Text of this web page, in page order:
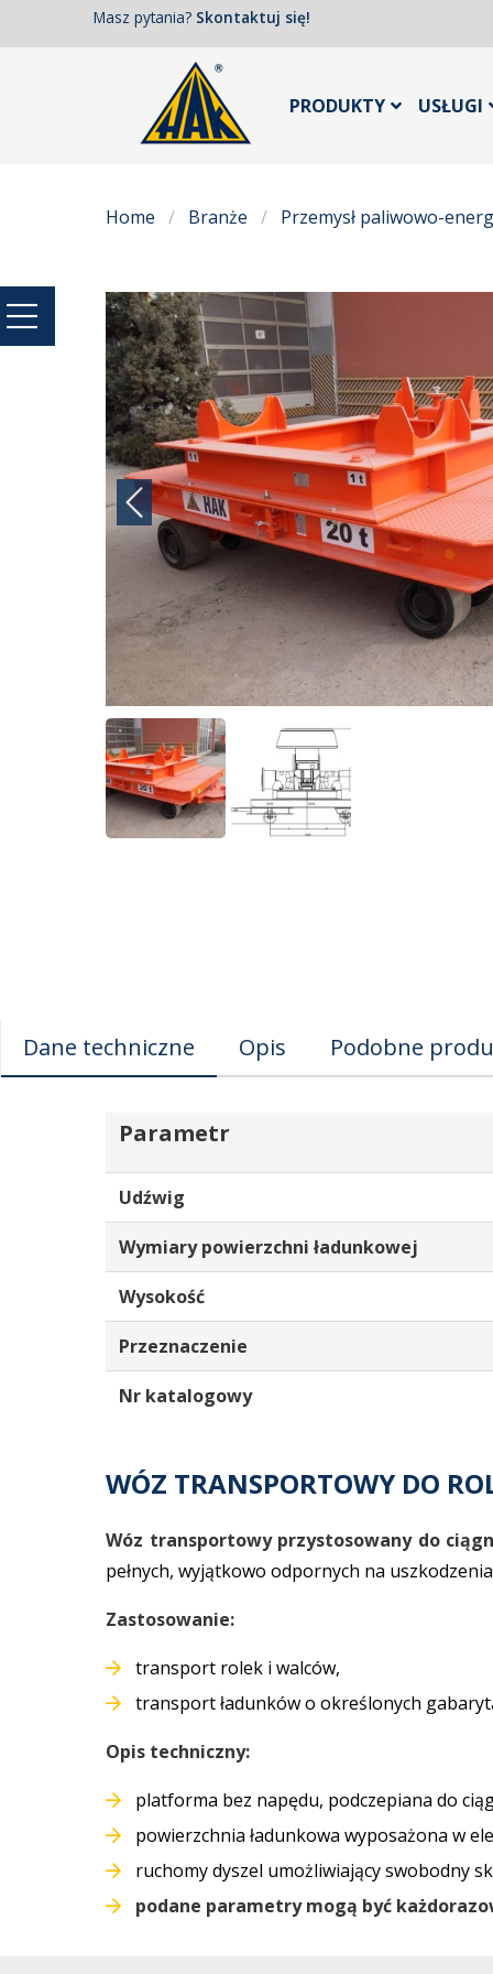
Masz pytania? Skontaktuj się!
PRODUKTY USŁUGI
Home Branże Przemysł paliwowo-
Dane techniczne Opis Podobne
Parametr
Udźwig
Wymiary powierzchni ładunkowej
Wysokość
Przeznaczenie
Nr katalogowy
WÓZ TRANSPORTOWY DO
Wóz transportowy przystosowany do
pełnych, wyjątkowo odpornych na
Zastosowanie:
transport rolek i walców,
transport ładunków o określonych
Opis techniczny:
platforma bez napędu, podczepiana do
powierzchnia ładunkowa wyposażona w
ruchomy dyszel umożliwiający swobodny
podane parametry mogą być